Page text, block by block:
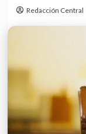
Redacción Central